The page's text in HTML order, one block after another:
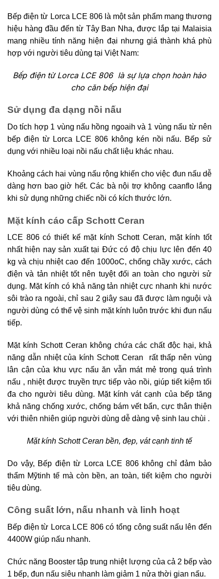
Bếp điện từ Lorca LCE 806 là một sản phẩm mang thương
hiệu hàng đầu đến từ Tây Ban Nha, được lắp tại Malaisia
mang nhiều tính năng hiện đại nhưng giá thành khá phù
hợp với người tiêu dùng tại Việt Nam:
Bếp điện từ Lorca LCE 806 là sự lựa chọn hoàn hảo
cho căn bếp hiện đại
Sử dụng đa dạng nồi nấu
Do tích hợp 1 vùng nấu hồng ngoaih và 1 vùng nấu từ nên
bếp điện từ Lorca LCE 806 không kén nồi nấu. Bếp sử
dụng với nhiều loại nồi nấu chất liệu khác nhau.
Khoảng cách hai vùng nấu rộng khiến cho việc đun nấu dễ
dàng hơn bao giờ hết. Các bà nội trợ không caanflo lắng
khi sử dụng những chiếc nồi có kích thước lớn.
Mặt kính cáo cấp Schott Ceran
LCE 806 có thiết kế mặt kính Schott Ceran, mặt kính tốt
nhất hiện nay sản xuất tại Đức có độ chịu lực lên đến 40
kg và chịu nhiệt cao đến 1000oC, chống chầy xước, cách
điện và tản nhiệt tốt nên tuyệt đối an toàn cho người sử
dụng. Mặt kính có khả năng tản nhiệt cực nhanh khi nước
sôi trào ra ngoài, chỉ sau 2 giây sau đã được làm nguội và
người dùng có thể vệ sinh mặt kính luôn trước khi đun nấu
tiếp.
Mặt kính Schott Ceran không chứa các chất độc hại, khả
năng dẫn nhiệt của kính Schott Ceran rất thấp nên vùng
lân cận của khu vực nấu ăn vẫn mát mẻ trong quá trình
nấu , nhiệt được truyền trực tiếp vào nồi, giúp tiết kiệm tối
đa cho người tiêu dùng. Mặt kính vát cạnh của bếp tăng
khả năng chống xước, chống bám vết bẩn, cực thân thiện
với thiên nhiên giúp người dùng dễ dàng vệ sinh lau chùi .
Mặt kính Schott Ceran bền, đẹp, vát cạnh tinh tế
Do vậy, Bếp điện từ Lorca LCE 806 không chỉ đảm bảo
thẩm Mỹtinh tế mà còn bền, an toàn, tiết kiệm cho người
tiêu dùng.
Công suất lớn, nấu nhanh và linh hoạt
Bếp điện từ Lorca LCE 806 có tổng công suất nấu lên đến
4400W giúp nấu nhanh.
Chức năng Booster tập trung nhiệt lượng của cả 2 bếp vào
1 bếp, đun nấu siêu nhanh làm giảm 1 nử­a thời gian nấu.